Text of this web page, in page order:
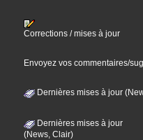
Corrections / mises à jour
Envoyez vos commentaires/
Dernières mises à jour
Dernières mises à jour
(News, Clair)